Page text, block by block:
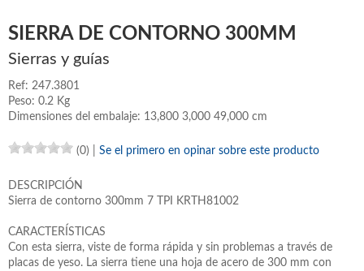
SIERRA DE CONTORNO 300MM
Sierras y guías
Ref: 247.3801
Peso: 0.2 Kg
Dimensiones del embalaje: 13,800 3,000 49,000 cm
(0) Se el primero en opinar sobre este producto
DESCRIPCIÓN
Sierra de contorno 300mm 7 TPI KRTH81002
CARACTERÍSTICAS
Con esta sierra, viste de forma rápida y sin problemas a través de
placas de yeso. La sierra tiene una hoja de acero de 300 mm con